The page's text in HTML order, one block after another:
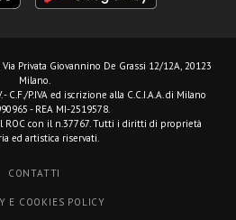
Privata Giovannino De Grassi 12/12A, 20123
Milano.
C.F./P.IVA ed iscrizione alla C.C.I.A.A. di Milano
- REA MI-2519578.
ROC con il n.37767. Tutti i diritti di proprietà
ed artistica riservati.
CONTATTI
E COOKIES POLICY